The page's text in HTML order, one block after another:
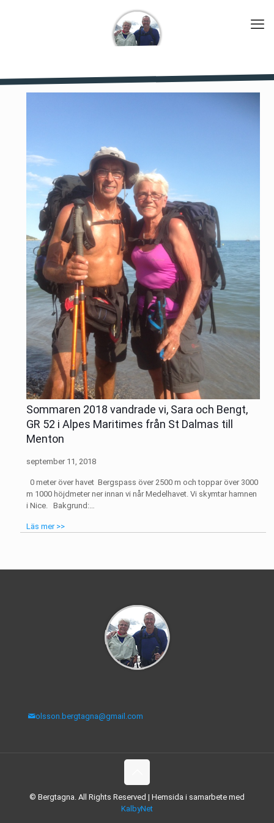
Sommaren 2018 vandrade vi, Sara och Bengt,
GR 52 i Alpes Maritimes från St Dalmas till
Menton
september 11, 2018
0 meter över havet Bergspass över 2500 m och toppar över 3000
m 1000 höjdmeter ner innan vi når Medelhavet. Vi skymtar hamnen
i Nice. Bakgrund:…
Läs mer >>
olsson.bergtagna@gmail.com
© Bergtagna. All Rights Reserved | Hemsida i samarbete med
KalbyNet